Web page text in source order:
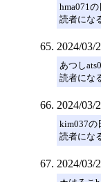
hma071
読者にな
2024/03/
あつし
読者にな
2024/03/
kim037の
読者にな
2024/03/